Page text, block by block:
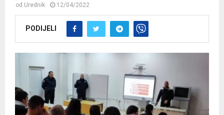
od Urednik 12/04/2022
PODIJELI